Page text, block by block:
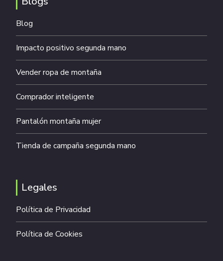
Blog
Impacto positivo segunda mano
Vender ropa de montaña
Comprador inteligente
Pantalón montaña mujer
Tienda de campaña segunda mano
Legales
Política de Privacidad
Política de Cookies